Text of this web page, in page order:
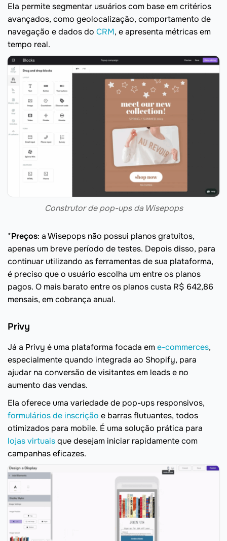
Ela permite segmentar usuários com base em critérios
avançados, como geolocalização, comportamento de
navegação e dados do CRM, e apresenta métricas em
tempo real.
Construtor de pop-ups da Wisepops
*Preços: a Wisepops não possui planos gratuitos,
apenas um breve período de testes. Depois disso, para
continuar utilizando as ferramentas de sua plataforma,
é preciso que o usuário escolha um entre os planos
pagos. O mais barato entre os planos custa R$ 642,86
mensais, em cobrança anual.
Privy
Já a Privy é uma plataforma focada eme-commerces,
especialmente quando integrada ao Shopify, para
ajudar na conversão de visitantes em leads e no
aumento das vendas.
Ela oferece uma variedade de pop-ups responsivos,
formulários de inscrição e barras flutuantes, todos
otimizados para mobile. É uma solução prática para
lojas virtuaisque desejam iniciar rapidamente com
campanhas eficazes.